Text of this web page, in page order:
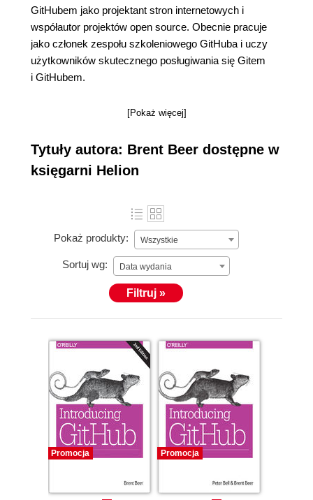
GitHubem jako projektant stron internetowych i
współautor projektów open source. Obecnie pracuje
jako członek zespołu szkoleniowego GitHuba i uczy
użytkowników skutecznego posługiwania się Gitem
i GitHubem.
[Pokaż więcej]
Tytuły autora: Brent Beer dostępne w
księgarni Helion
Pokaż produkty: Wszystkie
Sortuj wg: Data wydania
Filtruj »
Promocja Promocja